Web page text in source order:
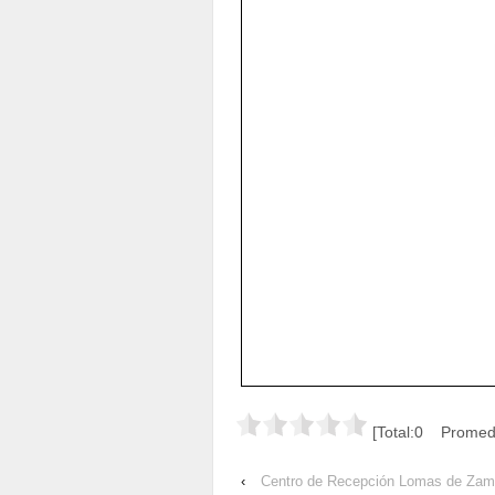
[Total:0
‹ Centro de Recepción Lomas de